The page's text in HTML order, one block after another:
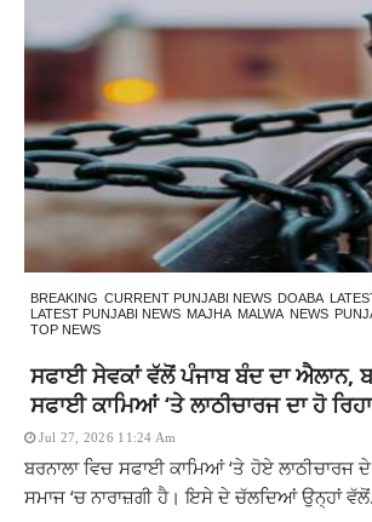
BREAKING CURRENT PUNJABI NEWS DOABA
LATEST PUNJABI NEWS MAJHA MALWA NEWS
TOP NEWS
ਸਫਾਈ ਸੇਵਕਾਂ ਵੱਲੋਂ ਪੰਜਾਬ ਬੰਦ ਦਾ ਐਲਾਨ,
ਸਫਾਈ ਕਾਮਿਆਂ ‘ਤੇ ਲਾਠੀਚਾਰਜ ਦਾ ਹੋ
Jul 27, 2026 11:24 Am
ਬਰਨਾਲਾ ਵਿਚ ਸਫਾਈ ਕਾਮਿਆਂ ‘ਤੇ ਹੋਏ ਲਾਠੀਚਾਰਜ
ਸਮਾਜ ‘ਚ ਨਾਰਾਜ਼ਗੀ ਹੈ। ਇਸੇ ਦੇ ਚੱਲਦਿਆਂ ਉਨ੍ਹਾਂ